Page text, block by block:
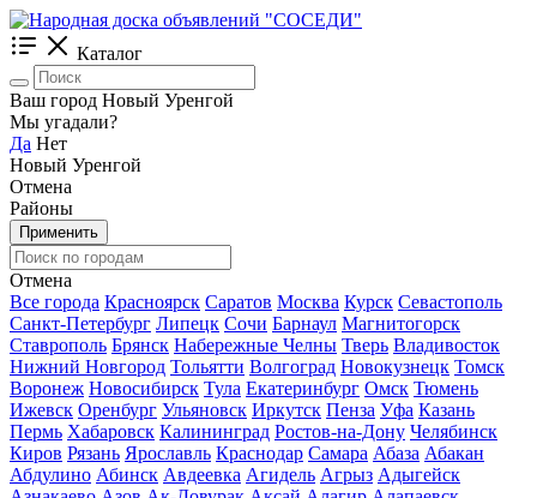
Каталог
Ваш город Новый Уренгой
Мы угадали?
Да Нет
Новый Уренгой
Отмена
Районы
Применить
Отмена
Все города Красноярск Саратов Москва Курск Севастополь
Санкт-Петербург Липецк Сочи Барнаул Магнитогорск
Ставрополь Брянск Набережные Челны Тверь Владивосток
Нижний Новгород Тольятти Волгоград Новокузнецк Томск
Воронеж Новосибирск Тула Екатеринбург Омск Тюмень
Ижевск Оренбург Ульяновск Иркутск Пенза Уфа Казань
Пермь Хабаровск Калининград Ростов-на-Дону Челябинск
Киров Рязань Ярославль Краснодар Самара Абаза Абакан
Абдулино Абинск Авдеевка Агидель Агрыз Адыгейск